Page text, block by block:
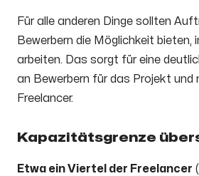
Für alle anderen Dinge sollten
Bewerbern die Möglichkeit bieten,
arbeiten. Das sorgt für eine
an Bewerbern für das Projekt und
Freelancer.
Kapazitätsgrenze
Etwa ein Viertel der Freelancer